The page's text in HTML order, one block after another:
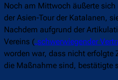
Noch am Mittwoch äußerte
der Asien-Tour der Katalanen,
Nachdem aufgrund der
Vereins („schwerwiegender
worden war, dass nicht erfolgte
die Maßnahme sind, bestätigte